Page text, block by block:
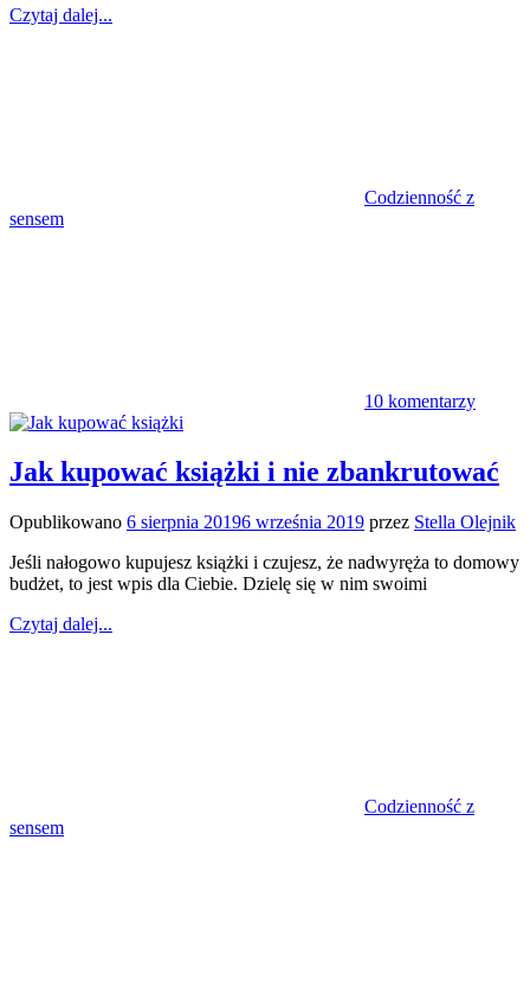
Czytaj dalej...
Codzienność z
sensem
10 komentarzy
Jak kupować książki i nie zbankrutować
Opublikowano 6 sierpnia 20196 września 2019 przez Stella Olejnik
Jeśli nałogowo kupujesz książki i czujesz, że nadwyręża to domowy
budżet, to jest wpis dla Ciebie. Dzielę się w nim swoimi
Czytaj dalej...
Codzienność z
sensem